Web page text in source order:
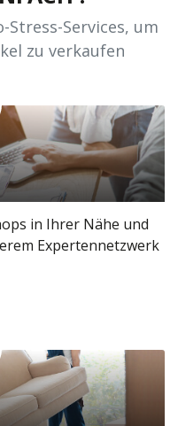
Stress-Services, um
zu verkaufen
in Ihrer Nähe und
Expertennetzwerk